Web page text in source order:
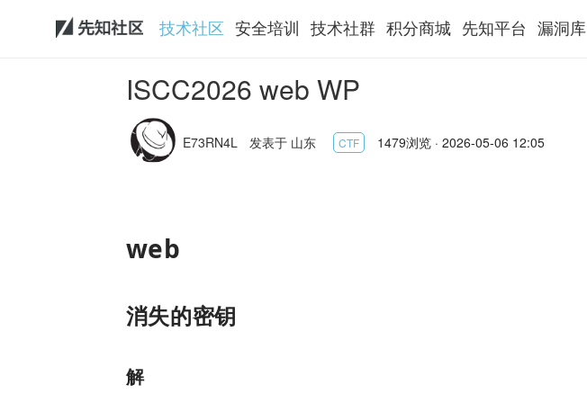
技术社区 安全培训 技术社群 积分商城 先知平台 漏洞库
ISCC2026 web WP
E73RN4L 发表于 山东 CTF 1479浏览 · 2026-05-06 12:05
web
消失的密钥
解